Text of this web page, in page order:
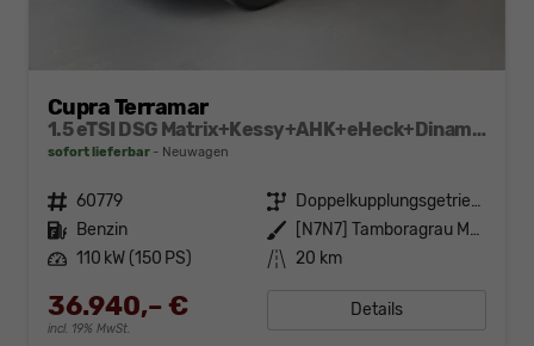
Cupra Terramar
1.5 eTSI DSG Matrix+Kessy+AHK+eHeck+Dinamica+CarPlay+eHeck+GV5
sofort lieferbar Neuwagen
Fahrzeugnr. 60779 Getriebe
Doppelkupplungsgetriebe (DSG)
Kraftstoff Benzin Außenfarbe
[N7N7] Tamboragrau Metallic
Leistung 110 kW (150 PS) Kilometerstand 20 km
36.940,– €
incl. 19% MwSt.
Details